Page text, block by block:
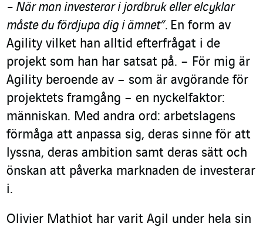
– När man investerar i jordbruk eller elcyklar
måste du fördjupa dig i ämnet”. En form av
Agility vilket han alltid efterfrågat i de
projekt som han har satsat på. – För mig är
Agility beroende av – som är avgörande för
projektets framgång – en nyckelfaktor:
människan. Med andra ord: arbetslagens
förmåga att anpassa sig, deras sinne för att
lyssna, deras ambition samt deras sätt och
önskan att påverka marknaden de investerar
i.
Olivier Mathiot har varit Agil under hela sin